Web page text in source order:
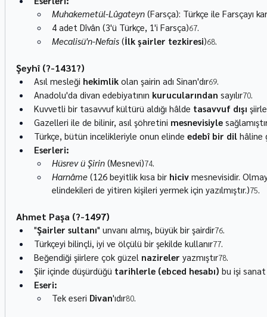
Muhakemetül-Lûgateyn (Farsça): Türkçe ile Farsçayı
4 adet Dîvân (3'ü Türkçe, 1'i Farsça)67.
Mecalisü'n-Nefais (İlk şairler tezkiresi)68.
Şeyhî (?-1431?)
Asıl mesleği hekimlik olan şairin adı Sinan'dır69.
Anadolu'da divan edebiyatının kurucularından sayılır70.
Kuvvetli bir tasavvuf kültürü aldığı hâlde tasavvuf dışı
Gazelleri ile de bilinir, asıl şöhretini mesnevisiyle
Türkçe, bütün incelikleriyle onun elinde edebî bir dil hâline
Eserleri:
Hüsrev ü Şirin (Mesnevi)74.
Harnâme (126 beyitlik kısa bir hiciv mesnevisidir.
elindekileri de yitiren kişileri yermek için yazılmıştır.)75.
Ahmet Paşa (?-1497)
"Şairler sultanı" unvanı almış, büyük bir şairdir76.
Türkçeyi bilinçli, iyi ve ölçülü bir şekilde kullanır77.
Beğendiği şiirlere çok güzel nazireler yazmıştır78.
Şiir içinde düşürdüğü tarihlerle (ebced hesabı) bu işi
Eseri:
Tek eseri Divan'ıdır80.